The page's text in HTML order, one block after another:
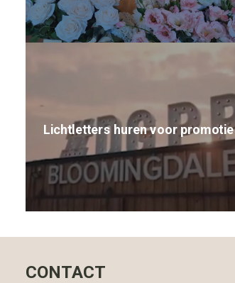
Lichtletters huren voor promotie
CONTACT